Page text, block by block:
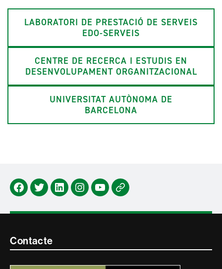
LABORATORI DE PRESTACIÓ DE SERVEIS
EDO-SERVEIS
CENTRE DE RECERCA I ESTUDIS EN
DESENVOLUPAMENT ORGANITZACIONAL
UNIVERSITAT AUTÒNOMA DE
BARCELONA
Facebook
TwitterLindedinInstagram
YoutubeNewsletter
Contacte
Contacte